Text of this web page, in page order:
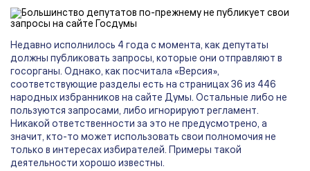
Недавно исполнилось 4 года с момента, как депутаты
должны публиковать запросы, которые они отправляют в
госорганы. Однако, как посчитала «Версия»,
соответствующие разделы есть на страницах 36 из 446
народных избранников на сайте Думы. Остальные либо не
пользуются запросами, либо игнорируют регламент.
Никакой ответственности за это не предусмотрено, а
значит, кто-то может использовать свои полномочия не
только в интересах избирателей. Примеры такой
деятельности хорошо известны.